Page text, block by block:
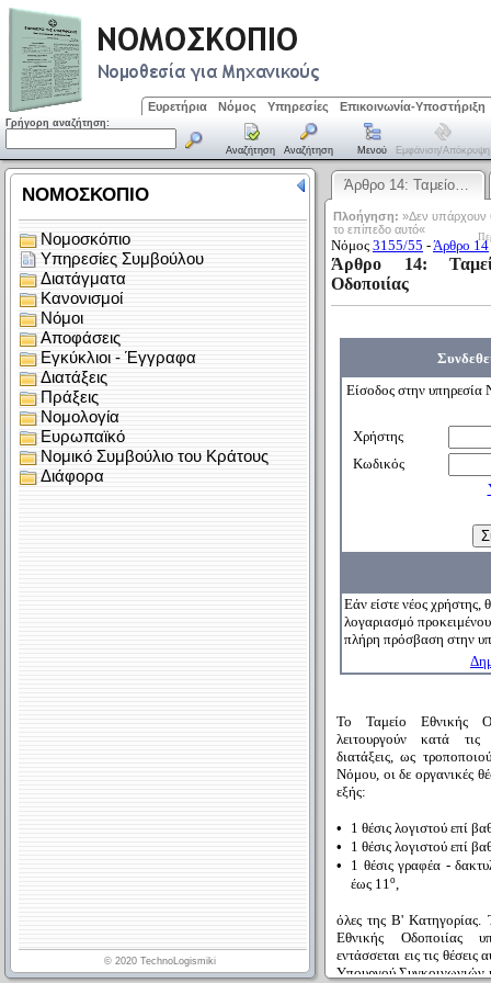
Ευρετήρια Νόμος Υπηρεσίες Επικοινωνία-Υποστήριξη
Γρήγορη αναζήτηση:
Αναζήτηση Αναζήτηση Μενού Εμφάνιση/απόκρυψη
Άρθρο 14: Ταμείο…